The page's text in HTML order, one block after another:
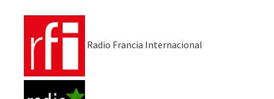
Radio Francia Internacional